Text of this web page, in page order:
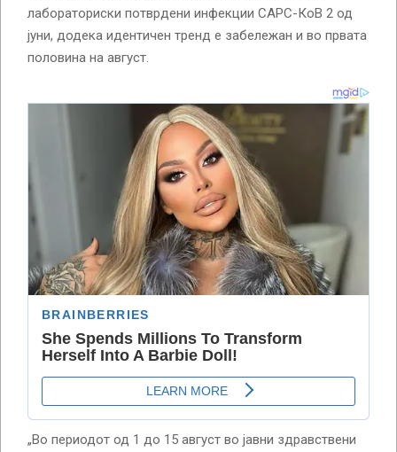
лабораториски потврдени инфекции САРС-КоВ 2 од
јуни, додека идентичен тренд е забележан и во првата
половина на август.
„Во периодот од 1 до 15 август во јавни здравствени